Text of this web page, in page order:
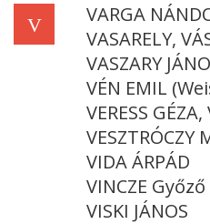
V
VARGA
VASARELY,
VASZARY
VÉN EMIL
VERESS
VESZTRÓCZY
VIDA ÁRPÁD
VINCZE Győző
VISKI JÁNOS